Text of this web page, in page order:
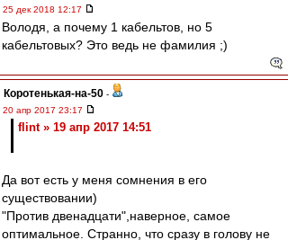
25 дек 2018 12:17
Володя, а почему 1 кабельтов, но 5
кабельтовых? Это ведь не фамилия ;)
Коротенькая-на-50 -
20 апр 2017 23:17
flint » 19 апр 2017 14:51
Да вот есть у меня сомнения в его
существовании)
"Против двенадцати",наверное, самое
оптимальное. Странно, что сразу в голову не